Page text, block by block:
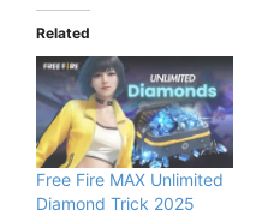
Related
Free Fire MAX Unlimited
Diamond Trick 2025